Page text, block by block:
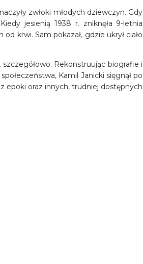
zwłoki młodych dziewczyn. Gdy
jesienią 1938 r. zniknęła 9-letnia
krwi. Sam pokazał, gdzie ukrył ciało
Rekonstruując biografie i
Kamil Janicki sięgnął po
epoki oraz innych, trudniej dostępnych